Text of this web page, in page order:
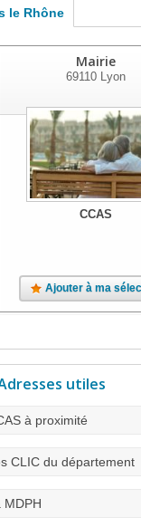
le Rhône
Mairie
69110Lyon
CCAS
Ajouter à ma
utiles
à proximité
CLIC du département
MDPH